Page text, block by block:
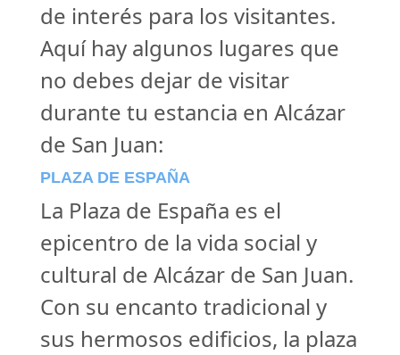
de interés para los visitantes.
Aquí hay algunos lugares que
no debes dejar de visitar
durante tu estancia en Alcázar
de San Juan:
PLAZA DE ESPAÑA
La Plaza de España es el
epicentro de la vida social y
cultural de Alcázar de San Juan.
Con su encanto tradicional y
sus hermosos edificios, la plaza